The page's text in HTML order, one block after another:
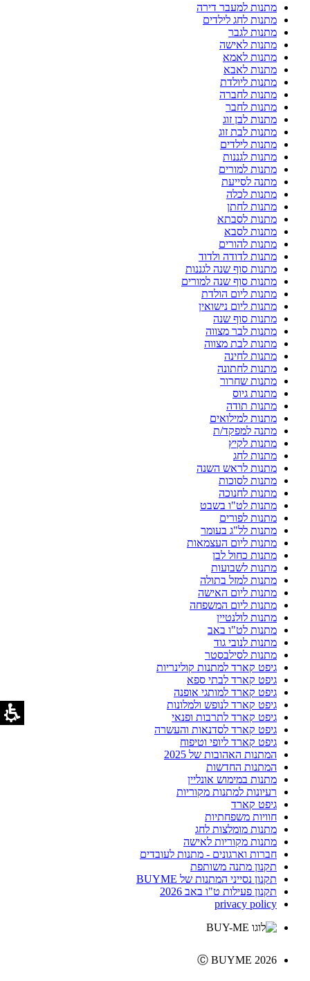
מתנות למעבר דירה
מתנות לחג לילדים
מתנות לגבר
מתנות לאישה
מתנות לאמא
מתנות לאבא
מתנות ליולדת
מתנות לחברה
מתנות לחבר
מתנות לבן זוג
מתנות לבת זוג
מתנות לילדים
מתנות לגננות
מתנות למורים
מתנה לסייעת
מתנות לכלה
מתנות לחתן
מתנות לסבתא
מתנות לסבא
מתנות להורים
מתנות לדודה ולדוד
מתנות סוף שנה לגננות
מתנות סוף שנה למורים
מתנות ליום הולדת
מתנות ליום נישואין
מתנות סוף שנה
מתנות לבר מצווה
מתנות לבת מצווה
מתנות לחינה
מתנות לחתונה
מתנות שחרור
מתנות גיוס
מתנות תודה
מתנות למילואים
מתנה למפקד/ת
מתנות לקיץ
מתנות לחג
מתנות לראש השנה
מתנות לסוכות
מתנות לחנוכה
מתנות לט"ו בשבט
מתנות לפורים
מתנות לל"ג בעומר
מתנות ליום העצמאות
מתנות כחול לבן
מתנות לשבועות
מתנות למזל בתולה
מתנות ליום האישה
מתנות ליום המשפחה
מתנות לולנטיין
מתנות לט"ו באב
מתנות לנובי גוד
מתנות לסילבסטר
גיפט קארד למתנות קולינריות
גיפט קארד לבתי ספא
גיפט קארד למותגי אופנה
גיפט קארד לנופש ולמלונות
גיפט קארד לתרבות ופנאי
גיפט קארד לסדנאות והעשרה
גיפט קארד ליופי וטיפוח
המתנות האהובות של 2025
המתנות החדשות
מתנות במימוש אונליין
רעיונות למתנות מקוריות
גיפט קארד
חוויות משפחתיות
מתנות מומלצות לחג
מתנות מקוריות לאישה
חברות וארגונים - מתנות לעובדים
תקנון מתנה משותפת
תקנון נסייני המתנות של BUYME
תקנון פעילות ט"ו באב 2026
privacy policy
Ⓒ BUYME 2026